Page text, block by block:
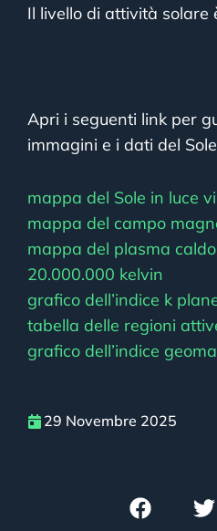
Il livello di attività solare
Apri i seguenti link per
immagini e i dati del
mappa del Sole in luce
mappa del campo
mappa del plasma
20.000.000 kelvin
grafico dell’indice k
tabella delle regioni
grafico dell’indice
29 Novembre 2025